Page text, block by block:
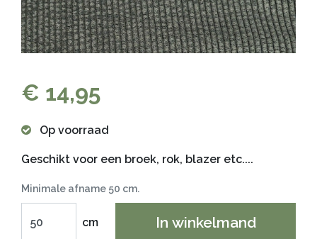
€ 14,95
Op voorraad
Geschikt voor een broek, rok, blazer etc....
Minimale afname 50 cm.
cm In winkelmand